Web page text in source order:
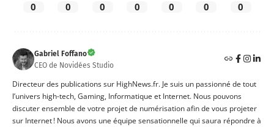
0 0 0 0 0 0 0
Gabriel Foffano
CEO de Novidées Studio
Directeur des publications sur HighNews.fr. Je suis un passionné de tout
l’univers high-tech, Gaming, Informatique et Internet. Nous pouvons
discuter ensemble de votre projet de numérisation afin de vous projeter
sur Internet ! Nous avons une équipe sensationnelle qui saura répondre à